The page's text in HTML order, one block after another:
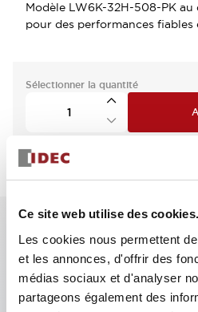
Ce site web utilise des cookies.
Les cookies nous permettent
et les annonces, d'offrir des
médias sociaux et d'analyser
partageons également des
Modèle LW6K-32H-508-PK
pour des performances
Sélectionner la quantité
Caractéristiques clés
Le montage en groupe